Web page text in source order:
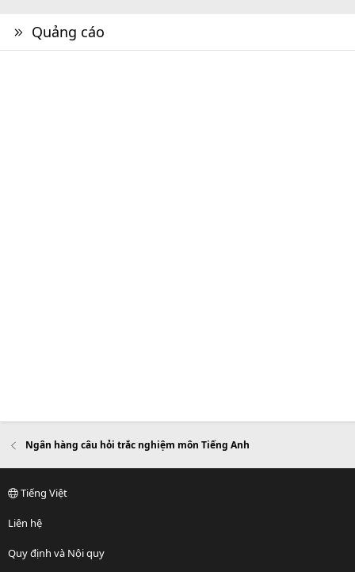
Quảng cáo
Ngân hàng câu hỏi trắc nghiệm môn Tiếng Anh
Tiếng Việt
Liên hệ
Quy định và Nội quy